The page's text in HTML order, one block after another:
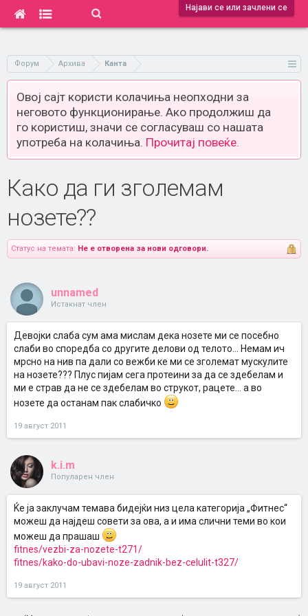
Најави се или зачлени се
Форум Архива Канта
Овој сајт користи колачиња неопходни за
неговото функционирање. Ако продолжиш да
го користиш, значи се согласуваш со нашата
употреба на колачиња. Прочитај повеќе.
Како да ги зголемам
нозете??
Статус на темата: Не е отворена за нови одговори.
unnamed
Истакнат член
Девојки слаба сум ама мислам дека нозете ми се посебно
слаби во споредба со другите делови од телото... Немам ич
мрсно на нив па дали со вежби ке ми се зголемат мускулите
на нозете??? Плус пијам сега протеини за да се здебелам и
ми е страв да не се здебелам во струкот, рацете... а во
нозете да останам пак слабичко
19 август 2011
k.i.m
Популарен член
Ќе ја заклучам темава бидејќи низ цела категорија „Фитнес“
можеш да најдеш совети за ова, а и има слични теми во кои
можеш да прашаш
fitnes/vezbi-za-nozete-t271/
fitnes/kako-do-ubavi-noze-zadnik-bez-celulit-t327/
19 август 2011